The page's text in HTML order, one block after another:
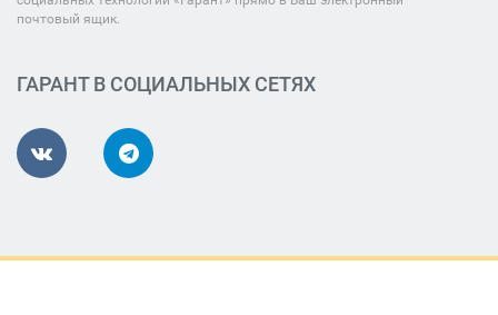
почтовый ящик.
ГАРАНТ В СОЦИАЛЬНЫХ СЕТЯХ